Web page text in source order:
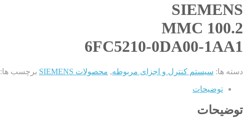
SIEMENS
MMC 100.2
6FC5210-0DA00-1AA1
دسته ها: سیستم کنترل و اجزای مربوطه, محصولات SIEMENS برچسب ها:
توضیحات
توضیحات